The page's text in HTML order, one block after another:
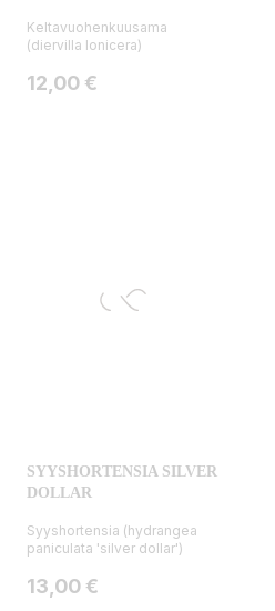
Keltavuohenkuusama
(diervilla lonicera)
Hinta
12,00 €
SYYSHORTENSIA SILVER
DOLLAR
Syyshortensia (hydrangea
paniculata 'silver dollar')
Hinta
13,00 €